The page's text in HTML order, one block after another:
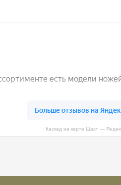
Каскад на карте Шахт —